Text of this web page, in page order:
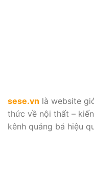
sese.vn là website
thức về nội thất –
kênh quảng bá hiệu